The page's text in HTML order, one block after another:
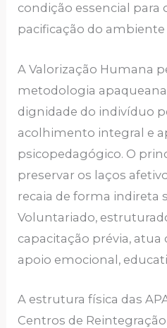
condição essencial para
pacificação do
A Valorização Humana
metodologia
dignidade do indivíduo
acolhimento integral e
psicopedagógico. O
preservar os laços
recaia de forma indireta
Voluntariado,
capacitação prévia,
apoio emocional,
A estrutura física das
Centros de Reintegração